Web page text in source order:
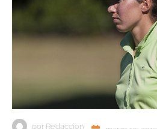
por Redaccion